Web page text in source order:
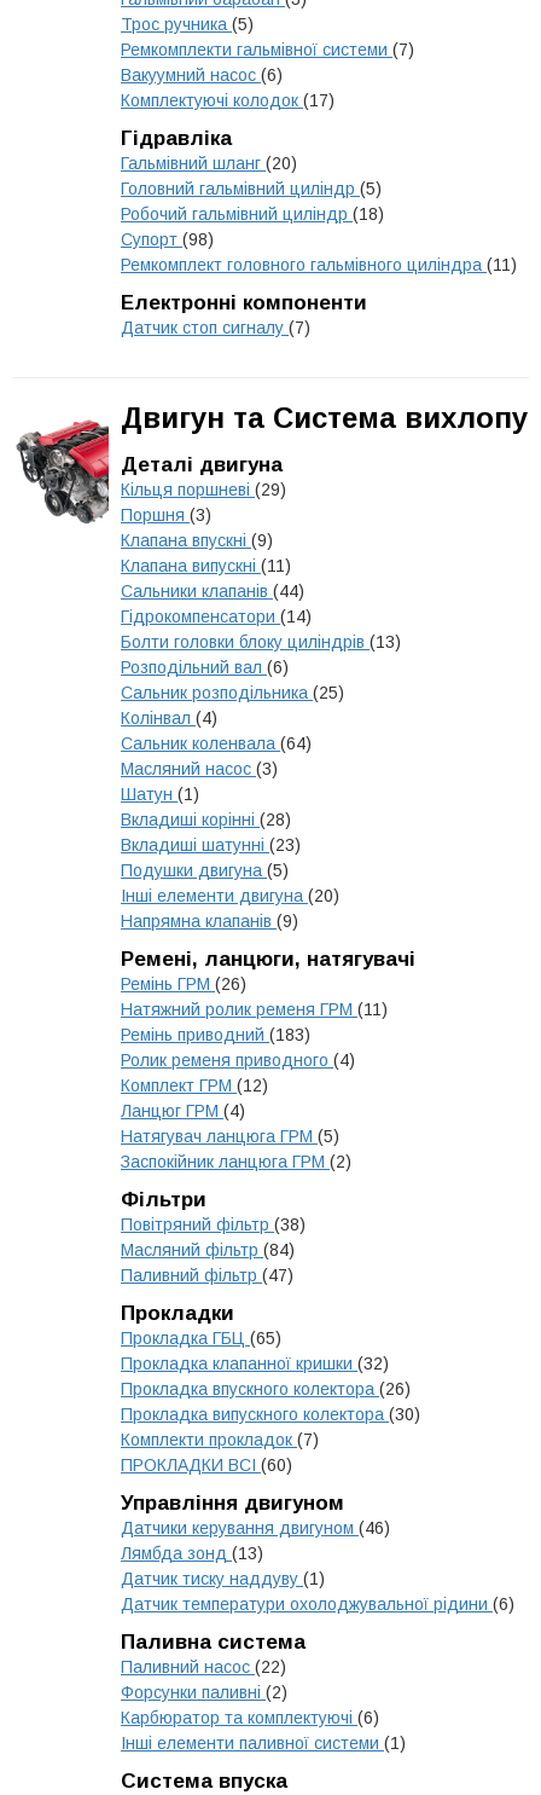
Трос ручника (5)
Ремкомплекти гальмівної системи (7)
Вакуумний насос (6)
Комплектуючі колодок (17)
Гідравліка
Гальмівний шланг (20)
Головний гальмівний циліндр (5)
Робочий гальмівний циліндр (18)
Супорт (98)
Ремкомплект головного гальмівного циліндра (11)
Електронні компоненти
Датчик стоп сигналу (7)
Двигун та Система вихлопу
Деталі двигуна
Кільця поршневі (29)
Поршня (3)
Клапана впускні (9)
Клапана випускні (11)
Сальники клапанів (44)
Гідрокомпенсатори (14)
Болти головки блоку циліндрів (13)
Розподільний вал (6)
Сальник розподільника (25)
Колінвал (4)
Сальник коленвала (64)
Масляний насос (3)
Шатун (1)
Вкладиші корінні (28)
Вкладиші шатунні (23)
Подушки двигуна (5)
Інші елементи двигуна (20)
Напрямна клапанів (9)
Ремені, ланцюги, натягувачі
Ремінь ГРМ (26)
Натяжний ролик ременя ГРМ (11)
Ремінь приводний (183)
Ролик ременя приводного (4)
Комплект ГРМ (12)
Ланцюг ГРМ (4)
Натягувач ланцюга ГРМ (5)
Заспокійник ланцюга ГРМ (2)
Фільтри
Повітряний фільтр (38)
Масляний фільтр (84)
Паливний фільтр (47)
Прокладки
Прокладка ГБЦ (65)
Прокладка клапанної кришки (32)
Прокладка впускного колектора (26)
Прокладка випускного колектора (30)
Комплекти прокладок (7)
ПРОКЛАДКИ ВСІ (60)
Управління двигуном
Датчики керування двигуном (46)
Лямбда зонд (13)
Датчик тиску наддуву (1)
Датчик температури охолоджувальної рідини (6)
Паливна система
Паливний насос (22)
Форсунки паливні (2)
Карбюратор та комплектуючі (6)
Інші елементи паливної системи (1)
Система впуска